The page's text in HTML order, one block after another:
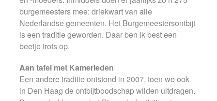
burgemeesters mee: driekwart van alle
Nederlandse gemeenten. Het Burgemeestersontbijt
is een traditie geworden. Daar ben ik best een
beetje trots op.
Aan tafel met Kamerleden
Een andere traditie ontstond in 2007, toen we ook
in Den Haag de ontbijtboodschap wilden uitdragen.